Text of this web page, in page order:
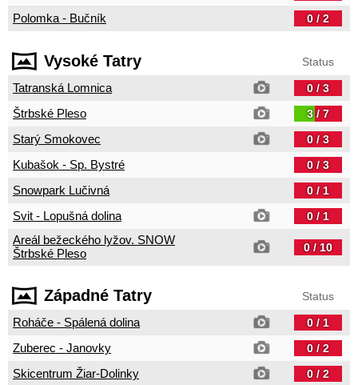
Polomka - Bučník 0 / 2
Vysoké Tatry Status
Tatranská Lomnica 0 / 3
Štrbské Pleso 3 / 7
Starý Smokovec 0 / 3
Kubašok - Sp. Bystré 0 / 3
Snowpark Lučivná 0 / 1
Svit - Lopušná dolina 0 / 1
Areál bežeckého lyžov. SNOW
Štrbské Pleso
0 / 10
Západné Tatry Status
Roháče - Spálená dolina 0 / 1
Zuberec - Janovky 0 / 2
Skicentrum Žiar-Dolinky 0 / 2